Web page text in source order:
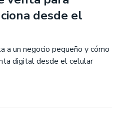
desde el
a un negocio pequeño y cómo
digital desde el celular